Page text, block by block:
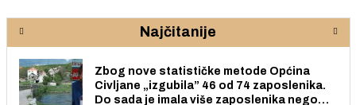
Najčitanije
Zbog nove statističke metode Općina
Civljane „izgubila” 46 od 74 zaposlenika.
Do sada je imala više zaposlenika nego